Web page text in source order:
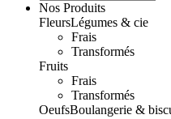
Nos Produits
FleursLégumes & cie
Frais
Transformés
Fruits
Frais
Transformés
OeufsBoulangerie &